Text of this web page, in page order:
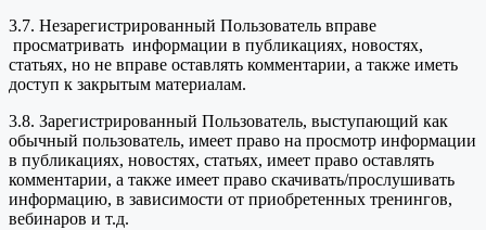
3.7. Незарегистрированный Пользователь вправе
просматривать информации в публикациях, новостях,
статьях, но не вправе оставлять комментарии, а также иметь
доступ к закрытым материалам.
3.8. Зарегистрированный Пользователь, выступающий как
обычный пользователь, имеет право на просмотр информации
в публикациях, новостях, статьях, имеет право оставлять
комментарии, а также имеет право скачивать/прослушивать
информацию, в зависимости от приобретенных тренингов,
вебинаров и т.д.